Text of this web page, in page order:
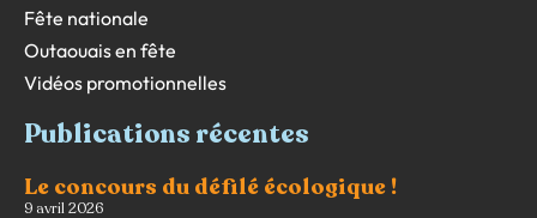
Fête nationale
Outaouais en fête
Vidéos promotionnelles
Publications récentes
Le concours du défilé écologique !
9 avril 2026